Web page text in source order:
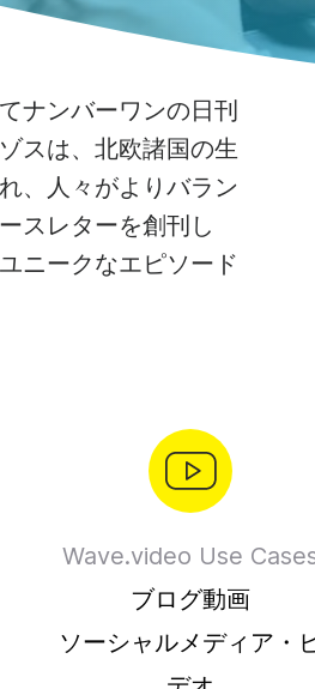
リー ビデオ
お客様の声
ビデオ引用
オ・オーバーレイ
オ・トランジション
メーションテキスト
all →
動画
レーター
ビデオに音楽を追
自動キャプション
テキストからスピー
ビデオナレーション
字幕制作者
ビデオ
フェイ
ナンバーワンの日刊
スは、北欧諸国の生
、人々がよりバラン
スレターを創刊し
ニークなエピソード
Wave.video Use
ブログ動画
ソーシャルメディア・